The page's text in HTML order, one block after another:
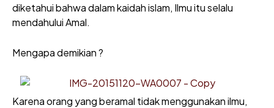
diketahui bahwa dalam kaidah islam, Ilmu itu selalu
mendahului Amal.
Mengapa demikian ?
Karena orang yang beramal tidak menggunakan ilmu,